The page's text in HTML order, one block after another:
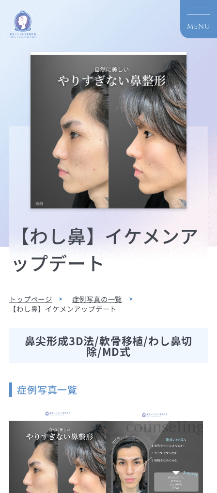
【わし鼻】イケメンア
ップデート
トップページ
症例写真の一覧
【わし鼻】イケメンアップデート
鼻尖形成3D法/軟骨移植/わし鼻切
除/MD式
症例写真一覧